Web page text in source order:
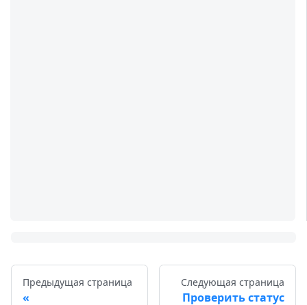
Предыдущая страница Следующая страница
Проверить статус